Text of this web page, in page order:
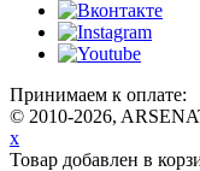
Принимаем к оплате:
© 2010-2026,
x
Товар добавлен в